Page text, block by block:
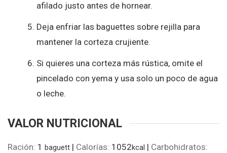
afilado justo antes de hornear.
Deja enfriar las baguettes sobre rejilla para
mantener la corteza crujiente.
Si quieres una corteza más rústica, omite el
pincelado con yema y usa solo un poco de agua
o leche.
VALOR NUTRICIONAL
Ración: 1 baguett | Calorías: 1052kcal | Carbohidratos: